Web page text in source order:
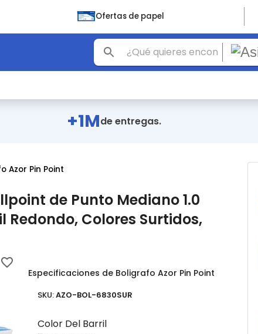
Ofertas de papel
+1Mde entregas.
Azor Pin Point
de Punto Mediano 1.0
Colores Surtidos,
Especificaciones de Boligrafo Azor Pin Point
SKU:AZO-BOL-6830SUR
Color Del Barril